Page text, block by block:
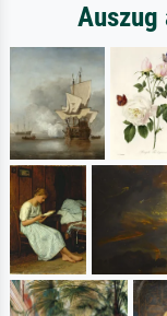
Auszug